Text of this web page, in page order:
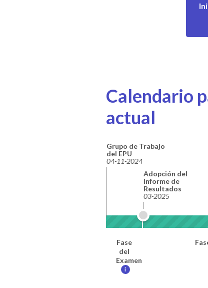
Calendario
actual
Fase
del
Examen
i
Grupo de Trabajo
del EPU
04-11-2024
Adopción del
Informe de
Resultados
03-2025